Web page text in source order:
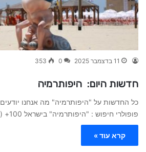
11 בדצמבר 2025 0
353
חדשות היום: היפותרמיה
כל החדשות על "היפותרמיה" מה אנחנו
פופולרי חיפוש : "היפותרמיה" בישראל 100+ (חיפושים) מָקוֹר תאור…
קרא עוד »